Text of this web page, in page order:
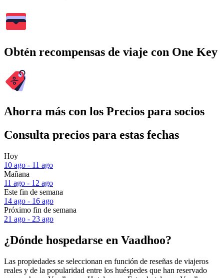
Obtén recompensas de viaje con One Key
Ahorra más con los Precios para socios
Consulta precios para estas fechas
Hoy
10 ago - 11 ago
Mañana
11 ago - 12 ago
Este fin de semana
14 ago - 16 ago
Próximo fin de semana
21 ago - 23 ago
¿Dónde hospedarse en Vaadhoo?
Las propiedades se seleccionan en función de reseñas de viajeros
reales y de la popularidad entre los huéspedes que han reservado